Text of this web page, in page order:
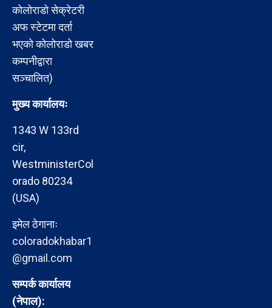
कोलोराडो सेक्रेटरी
अफ स्टेटमा दर्ता
भएको कोलोराडो खबर
कम्पनीद्वारा
सञ्चालित)
मुख्य कार्यालयः
1343 W 133rd
cir,
WestministerCol
orado 80234
(USA)
इमेल ठेगानाः
coloradokhabar1
@gmail.com
सम्पर्क कार्यालय
(नेपाल):